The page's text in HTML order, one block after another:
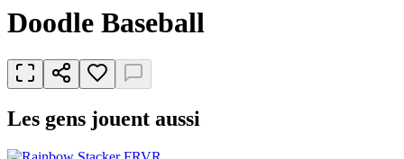
Doodle Baseball
Les gens jouent aussi